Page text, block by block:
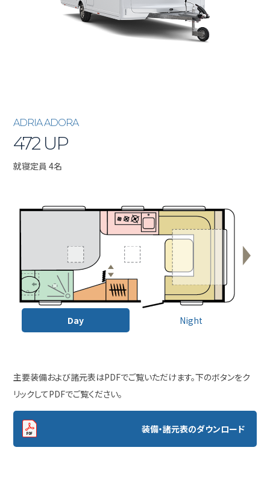
ADRIA ADORA
472 UP
就寝定員 4名
Day Night
主要装備および諸元表はPDFでご覧いただけます。下のボタンをク
リックしてPDFでご覧ください。
装備・諸元表のダウンロード